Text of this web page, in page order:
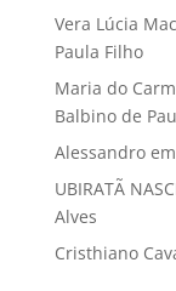
Vera Lúcia
Paula Filho
Maria do
Balbino de
Alessandroem
UBIRATÃ
Alves
Cristhiano